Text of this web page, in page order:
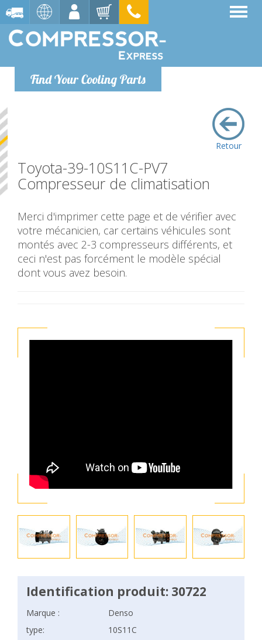
Find Your Cooling Parts
Retour
Toyota-39-10S11C-PV7
Compresseur de climatisation
Merci d'imprimer cette page et de vérifier avec
votre mécanicien, car certains véhicules sont
montés avec 2-3 compresseurs différents, et
ceci n'est pas forcément le modèle spécial
dont vous avez besoin.
Identification produit: 30722
Marque :
Denso
type:
10S11C